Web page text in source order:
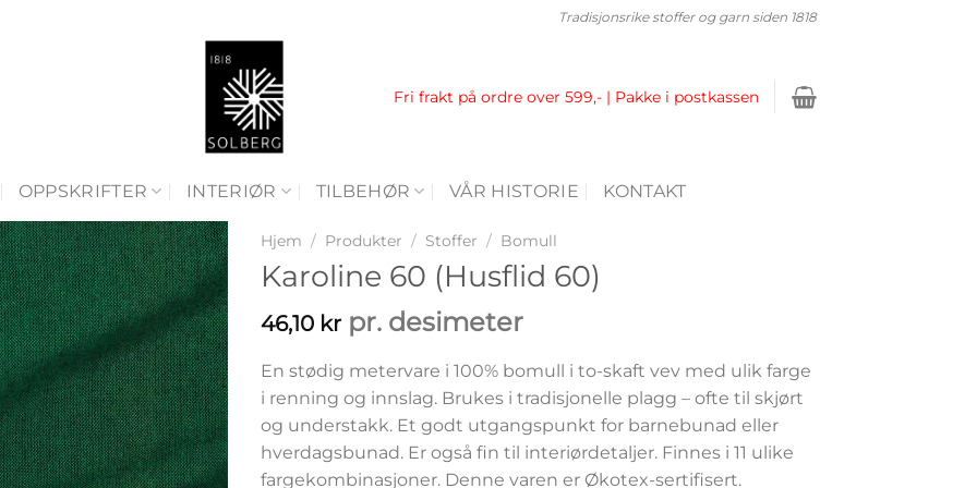
Tradisjonsrike stoffer og garn siden 1818
Fri frakt på ordre over 599,- | Pakke i postkassen
OPPSKRIFTER INTERIØR TILBEHØR VÅR HISTORIE KONTAKT
Hjem / Produkter / Stoffer / Bomull
Karoline 60 (Husflid 60)
46,10 kr pr. desimeter
En stødig metervare i 100% bomull i to-skaft vev med ulik farge
i renning og innslag. Brukes i tradisjonelle plagg – ofte til skjørt
og understakk. Et godt utgangspunkt for barnebunad eller
hverdagsbunad. Er også fin til interiørdetaljer. Finnes i 11 ulike
fargekombinasjoner. Denne varen er Økotex-sertifisert.